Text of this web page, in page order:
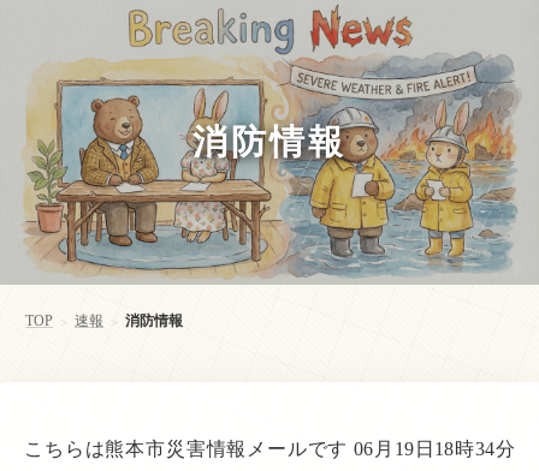
消防情報
TOP > 速報 > 消防情報
こちらは熊本市災害情報メールです 06月19日18時34分